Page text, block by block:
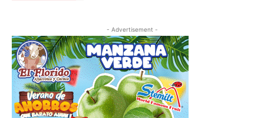
- Advertisement -